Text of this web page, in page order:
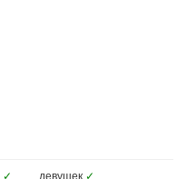
✓ девушек ✓